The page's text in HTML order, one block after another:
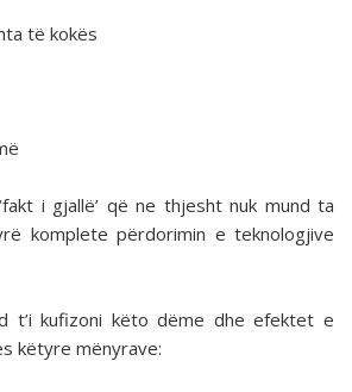
të kokës
i gjallë’ që ne thjesht nuk mund ta
komplete përdorimin e teknologjive
t’i kufizoni këto dëme dhe efektet e
këtyre mënyrave: